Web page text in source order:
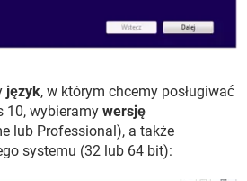
język, w którym chcemy posługiwać
10, wybieramy wersję
lub Professional), a także
systemu (32 lub 64 bit):